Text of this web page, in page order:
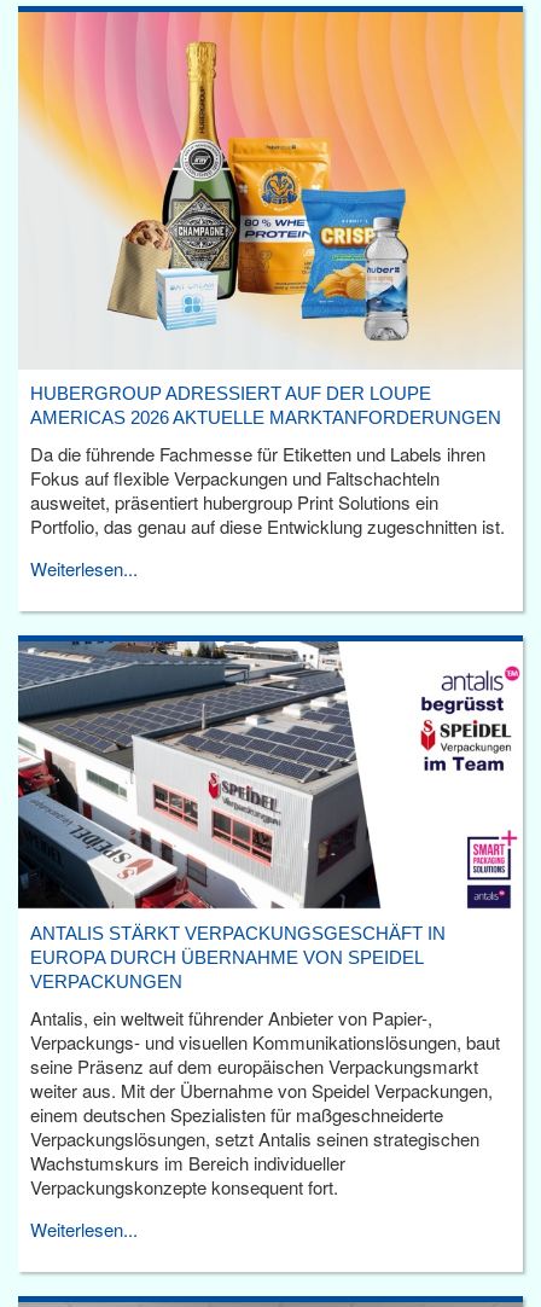
HUBERGROUP ADRESSIERT AUF DER LOUPE
AMERICAS 2026 AKTUELLE MARKTANFORDERUNGEN
Da die führende Fachmesse für Etiketten und Labels ihren
Fokus auf flexible Verpackungen und Faltschachteln
ausweitet, präsentiert hubergroup Print Solutions ein
Portfolio, das genau auf diese Entwicklung zugeschnitten ist.
Weiterlesen...
ANTALIS STÄRKT VERPACKUNGSGESCHÄFT IN
EUROPA DURCH ÜBERNAHME VON SPEIDEL
VERPACKUNGEN
Antalis, ein weltweit führender Anbieter von Papier-,
Verpackungs- und visuellen Kommunikationslösungen, baut
seine Präsenz auf dem europäischen Verpackungsmarkt
weiter aus. Mit der Übernahme von Speidel Verpackungen,
einem deutschen Spezialisten für maßgeschneiderte
Verpackungslösungen, setzt Antalis seinen strategischen
Wachstumskurs im Bereich individueller
Verpackungskonzepte konsequent fort.
Weiterlesen...